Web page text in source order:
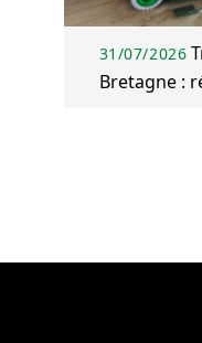
31/07/2026
Bretagne :